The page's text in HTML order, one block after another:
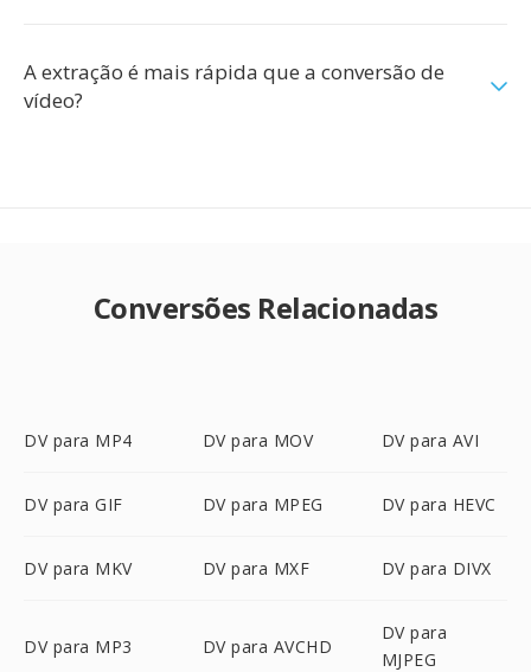
A extração é mais rápida que a conversão de
vídeo?
Conversões Relacionadas
DV para MP4 DV para MOV DV para AVI
DV para GIF DV para MPEG DV para HEVC
DV para MKV DV para MXF DV para DIVX
DV para MP3 DV para AVCHD
DV para
MJPEG